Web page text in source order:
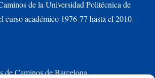
de la Universidad Politécnica de
curso académico 1976-77 hasta el 2010-
de Caminos de Barcelona